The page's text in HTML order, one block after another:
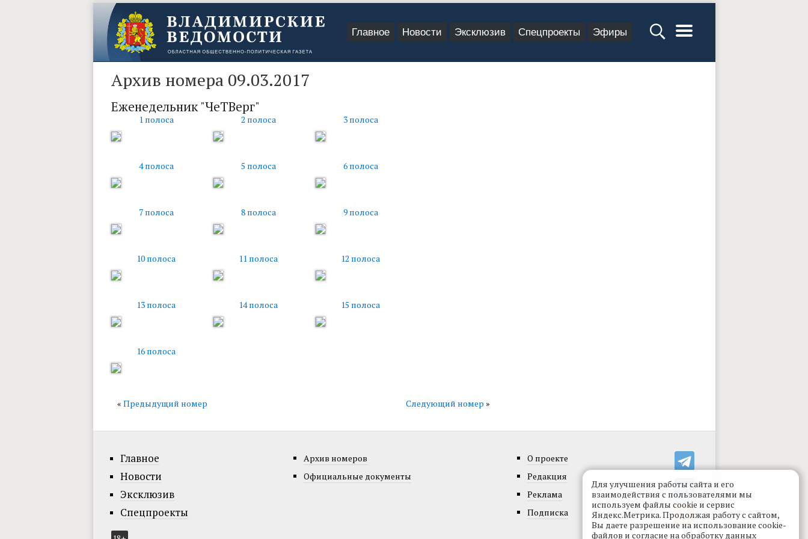
Главное Новости Эксклюзив Спецпроекты Эфиры
Архив номера 09.03.2017
Еженедельник "ЧеТВерг"
1 полоса 2 полоса 3 полоса
4 полоса 5 полоса 6 полоса
7 полоса 8 полоса 9 полоса
10 полоса 11 полоса 12 полоса
13 полоса 14 полоса 15 полоса
16 полоса
Следующий номер »
« Предыдущий номер
Главное
Новости
Эксклюзив
Спецпроекты
Архив номеров
Официальные документы
О проекте
Редакция
Реклама
Подписка
Для улучшения работы сайта и его
взаимодействия с пользователями мы
используем файлы cookie и сервис
Яндекс.Метрика. Продолжая работу с сайтом,
Вы даете разрешение на использование cookie-
файлов и согласие на обработку данных